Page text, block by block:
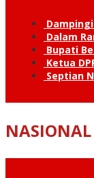
Dalam
Bupati
Ketua
Septian
NASIONAL